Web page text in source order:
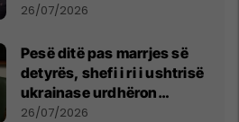
26/07/2026
Pesë ditë pas marrjes së
detyrës, shefi i ri i ushtrisë
ukrainase urdhëron
kontroll të madh
26/07/2026